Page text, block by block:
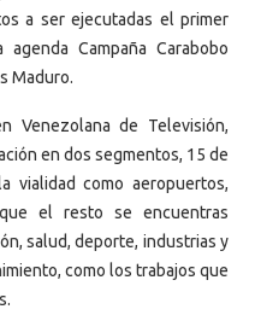
a ser ejecutadas el primer
Campaña Carabobo
Maduro.
Venezolana de Televisión,
en dos segmentos, 15 de
vialidad como aeropuertos,
el resto se encuentras
salud, deporte, industrias y
como los trabajos que